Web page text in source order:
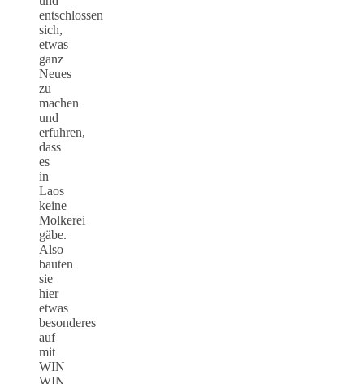
entschlossen
sich,
etwas
ganz
Neues
zu
machen
und
erfuhren,
dass
es
in
Laos
keine
Molkerei
gäbe.
Also
bauten
sie
hier
etwas
besonderes
auf
mit
WIN